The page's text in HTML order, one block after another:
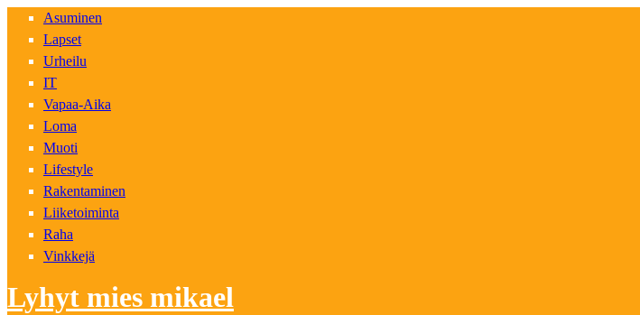
Asuminen
Lapset
Urheilu
IT
Vapaa-Aika
Loma
Muoti
Lifestyle
Rakentaminen
Liiketoiminta
Raha
Vinkkejä
Lyhyt mies mikael